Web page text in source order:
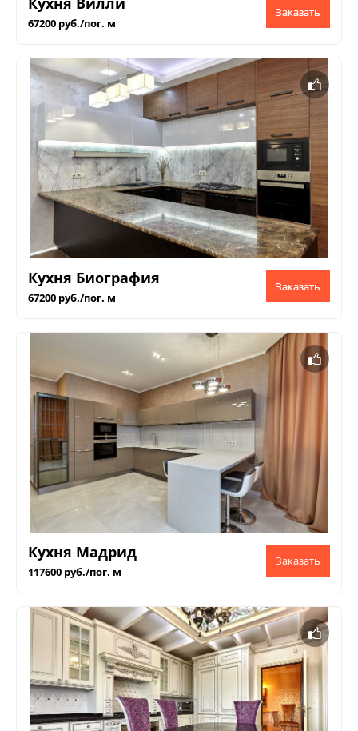
67200 руб./пог. м
Заказать
Кухня Биография
67200 руб./пог. м
Заказать
Кухня Мадрид
117600 руб./пог. м